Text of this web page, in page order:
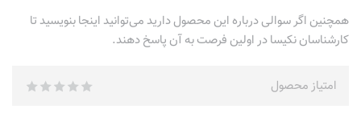
همچنین اگر سوالی درباره این محصول دارید می‌توانید اینجا بنویسید تا
کارشناسان نکیسا در اولین فرصت به آن پاسخ دهند.
امتیاز محصول